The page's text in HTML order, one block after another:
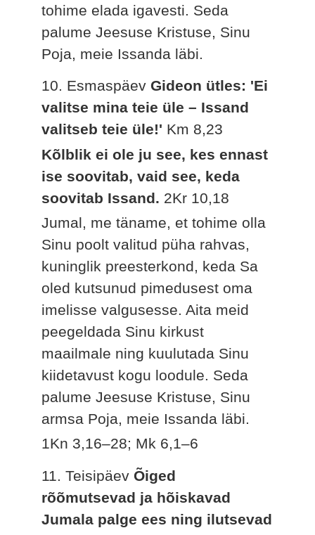
tohime elada igavesti. Seda
palume Jeesuse Kristuse, Sinu
Poja, meie Issanda läbi.
10. Esmaspäev Gideon ütles: 'Ei
valitse mina teie üle – Issand
valitseb teie üle!' Km 8,23
Kõlblik ei ole ju see, kes ennast
ise soovitab, vaid see, keda
soovitab Issand. 2Kr 10,18
Jumal, me täname, et tohime olla
Sinu poolt valitud püha rahvas,
kuninglik preesterkond, keda Sa
oled kutsunud pimedusest oma
imelisse valgusesse. Aita meid
peegeldada Sinu kirkust
maailmale ning kuulutada Sinu
kiidetavust kogu loodule. Seda
palume Jeesuse Kristuse, Sinu
armsa Poja, meie Issanda läbi.
1Kn 3,16–28; Mk 6,1–6
11. Teisipäev Õiged
rõõmutsevad ja hõiskavad
Jumala palge ees ning ilutsevad